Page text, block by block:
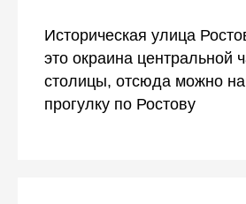
Историческая улица
это окраина центральной
столицы, отсюда можно
прогулку по Ростову